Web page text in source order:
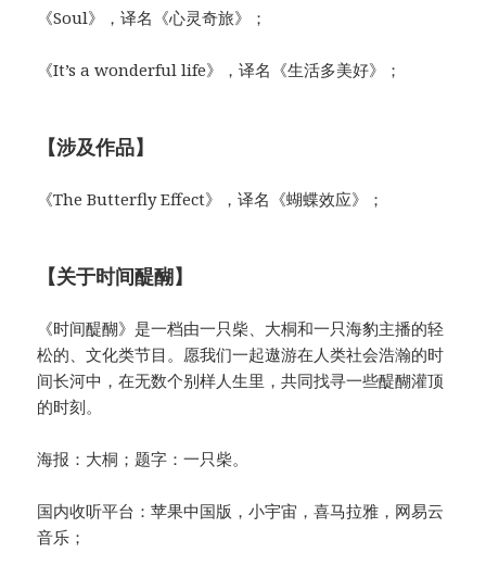
《Soul》，译名《心灵奇旅》；
《It’s a wonderful life》，译名《生活多美好》；
【涉及作品】
《The Butterfly Effect》，译名《蝴蝶效应》；
【关于时间醍醐】
《时间醍醐》是一档由一只柴、大桐和一只海豹主播的轻
松的、文化类节目。愿我们一起遨游在人类社会浩瀚的时
间长河中，在无数个别样人生里，共同找寻一些醍醐灌顶
的时刻。
海报：大桐；题字：一只柴。
国内收听平台：苹果中国版，小宇宙，喜马拉雅，网易云
音乐；